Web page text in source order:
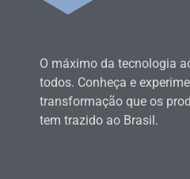
O máximo da tecnologia
todos. Conheça e
transformação que os
tem trazido ao Brasil.